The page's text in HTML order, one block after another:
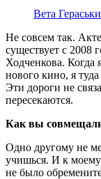
Вета
Не совсем так.
существует с 2008
Ходченкова. Когда
нового кино, я
Эти дороги не
пересекаются.
Как вы совмещали
Одно другому не
учишься. И к моему
не было